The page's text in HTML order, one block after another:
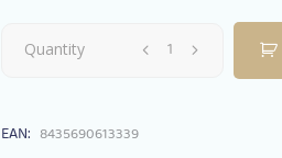
Peluche
Interbaby
Quantity
EAN: 8435690613339